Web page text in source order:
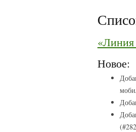
Новое: